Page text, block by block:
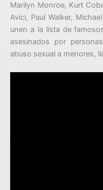
Marilyn Monroe, Kurt
Avici, Paul Walker,
unen a la lista de
asesinados por
abuso sexual a menores,